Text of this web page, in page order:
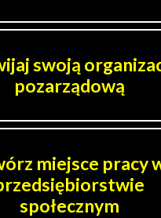
swoją
pozarządową
miejsce pracy
społecznym